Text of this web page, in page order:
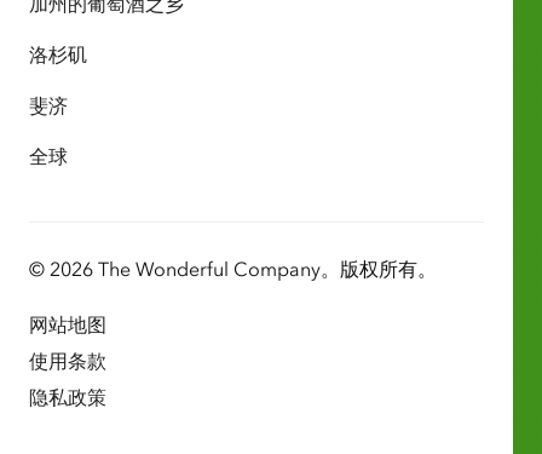
洛杉矶
斐济
全球
© 2026 The Wonderful Company。版权所有。
网站地图
使用条款
隐私政策